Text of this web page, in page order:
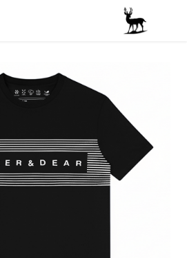
تخطي للذهاب إلى المحتوى